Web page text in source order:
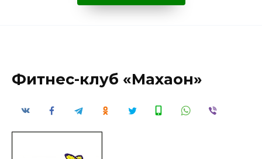
Фитнес-клуб «Махаон»